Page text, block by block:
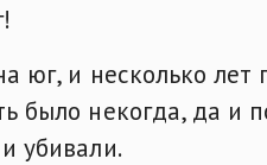
юг, и несколько лет
было некогда, да и
убивали.